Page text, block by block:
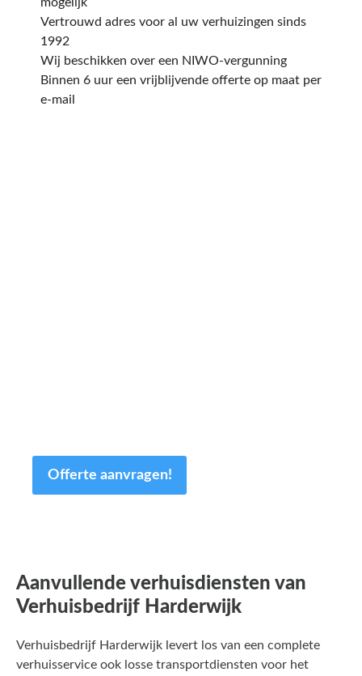
Vertrouwd adres voor al uw verhuizingen sinds
1992
Wij beschikken over een NIWO-vergunning
Binnen 6 uur een vrijblijvende offerte op maat per
e-mail
Offerte aanvragen!
Aanvullende verhuisdiensten van
Verhuisbedrijf Harderwijk
Verhuisbedrijf Harderwijk levert los van een complete
verhuisservice ook losse transportdiensten voor het